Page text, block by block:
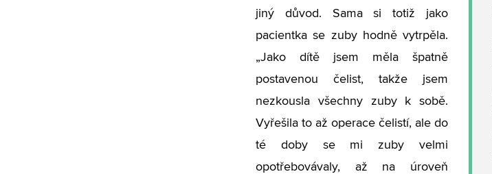
jiný důvod. Sama si totiž jako
pacientka se zuby hodně vytrpěla.
„Jako dítě jsem měla špatně
postavenou čelist, takže jsem
nezkousla všechny zuby k sobě.
Vyřešila to až operace čelistí, ale do
té doby se mi zuby velmi
opotřebovávaly, až na úroveň